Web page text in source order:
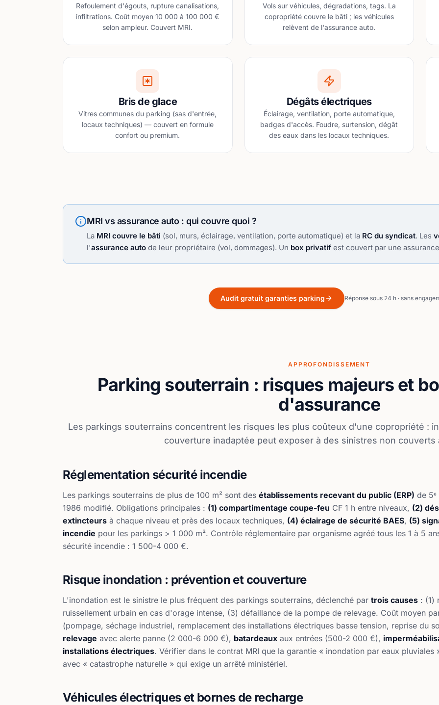
Refoulement d'égouts, rupture canalisations,
infiltrations. Coût moyen 10 000 à 100 000 €
selon ampleur. Couvert MRI.
Vols sur véhicules, dégradations, tags. La
copropriété couvre le bâti ; les véhicules
relèvent de l'assurance auto.
Bris de glace
Vitres communes du parking (sas d'entrée,
locaux techniques) — couvert en formule
confort ou premium.
Dégâts électriques
Éclairage, ventilation, porte automatique,
badges d'accès. Foudre, surtension, dégât
des eaux dans les locaux techniques.
MRI vs assurance auto : qui couvre quoi ?
La MRI couvre le bâti (sol, murs, éclairage, ventilation, porte automatique) et la RC du syndicat. Les
l'assurance auto de leur propriétaire (vol, dommages). Un box privatif est couvert par une
Audit gratuit garanties parking Réponse sous 24 h · sans
APPROFONDISSEMENT
Parking souterrain : risques majeurs et
d'assurance
Les parkings souterrains concentrent les risques les plus coûteux d'une copropriété :
couverture inadaptée peut exposer à des sinistres non couverts
Réglementation sécurité incendie
Les parkings souterrains de plus de 100 m² sont des établissements recevant du public (ERP) de
1986 modifié. Obligations principales : (1) compartimentage coupe-feu CF 1 h entre niveaux, (2)
extincteurs à chaque niveau et près des locaux techniques, (4) éclairage de sécurité BAES, (5)
incendie pour les parkings > 1 000 m². Contrôle réglementaire par organisme agréé tous les 1 à 5
sécurité incendie : 1 500-4 000 €.
Risque inondation : prévention et couverture
L'inondation est le sinistre le plus fréquent des parkings souterrains, déclenché par trois causes : (1)
ruissellement urbain en cas d'orage intense, (3) défaillance de la pompe de relevage. Coût moyen
(pompage, séchage industriel, remplacement des installations électriques basse tension, reprise du
relevage avec alerte panne (2 000-6 000 €), batardeaux aux entrées (500-2 000 €),
installations électriques. Vérifier dans le contrat MRI que la garantie « inondation par eaux
avec « catastrophe naturelle » qui exige un arrêté ministériel.
Véhicules électriques et bornes de recharge